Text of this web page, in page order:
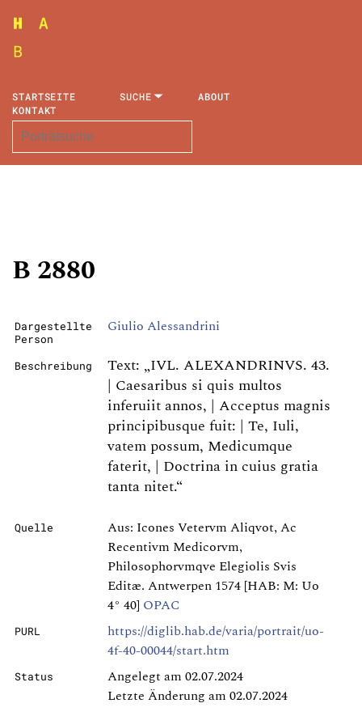
STARTSEITE SUCHE
ABOUT
KONTAKT
B 2880
Dargestellte
Person
Giulio Alessandrini
Beschreibung
Text: „IVL. ALEXANDRINVS. 43.
| Caesaribus si quis multos
inferuiit annos, | Acceptus magnis
principibusque fuit: | Te, Iuli,
vatem possum, Medicumque
faterit, | Doctrina in cuius gratia
tanta nitet.“
Quelle
Aus: Icones Vetervm Aliqvot, Ac
Recentivm Medicorvm,
Philosophorvmqve Elegiolis Svis
Editæ. Antwerpen 1574 [HAB: M: Uo
4° 40] OPAC
PURL
https://diglib.hab.de/varia/portrait/uo-
4f-40-00044/start.htm
Status
Angelegt am 02.07.2024
Letzte Änderung am 02.07.2024